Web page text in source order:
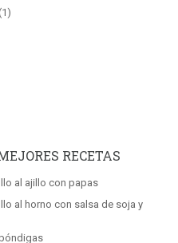
RECETAS
al ajillo con papas
al horno con salsa de soja y